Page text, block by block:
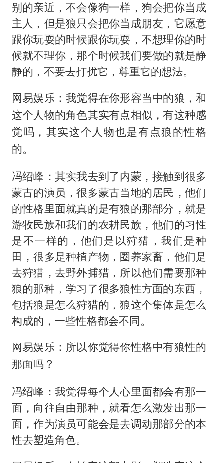
别的亲近，不会像狗一样，狗会把你当成
主人，但是狼只会把你当成朋友，它愿意
跟你玩耍的时候跟你玩耍，不想理你的时
候就不理你，那个时候我们要做的就是静
静的，不要去打扰它，尊重它的想法。
网易娱乐：我觉得在你形容当中的狼，和
这个人物的角色其实有点相似，有这种感
觉吗，其实这个人物也是有点狼的性格
的。
冯绍峰：其实我去到了内蒙，接触到很多
蒙古的演员，很多蒙古当地的居民，他们
的性格里面就真的是有狼的那部分，就是
游牧民族和我们的农耕民族，他们的习性
是不一样的，他们是以狩猎，我们是种
田，很多是种植产物，圈养家畜，他们是
去狩猎，去野外捕猎，所以他们需要那种
狼的那种，学习了很多狼性方面的东西，
包括狼是怎么狩猎的，狼这个集体是怎么
构成的，一些性格都会不同。
网易娱乐：所以你觉得你性格中有狼性的
那面吗？
冯绍峰：我觉得每个人心里面都会有那一
面，向往自由那种，就看怎么激发出那一
面，作为演员可能会是去调动那部分的本
性去塑造角色。